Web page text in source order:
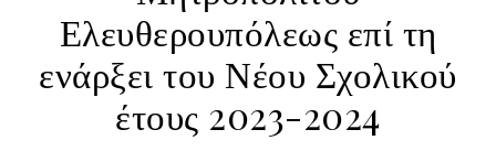
Ελευθερουπόλεως επί τη
ενάρξει του Νέου Σχολικού
έτους 2023-2024